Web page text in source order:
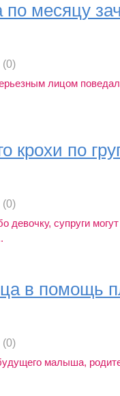
месяцу
лицом
крохи по
супруги
в помощь
малыша,